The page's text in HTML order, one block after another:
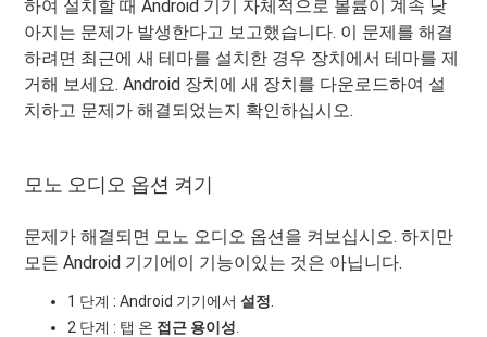
하여 설치할 때 Android 기기 자체적으로 볼륨이 계속 낮
아지는 문제가 발생한다고 보고했습니다. 이 문제를 해결
하려면 최근에 새 테마를 설치한 경우 장치에서 테마를 제
거해 보세요. Android 장치에 새 장치를 다운로드하여 설
치하고 문제가 해결되었는지 확인하십시오.
모노 오디오 옵션 켜기
문제가 해결되면 모노 오디오 옵션을 켜보십시오. 하지만
모든 Android 기기에이 기능이있는 것은 아닙니다.
1 단계 : Android 기기에서설정
2 단계 : 탭 온 접근 용이성